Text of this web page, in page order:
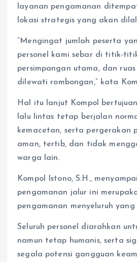
layanan pengamanan
lokasi strategis yang akan
“Mengingat jumlah peserta
personel kami sebar di titik-
persimpangan utama, dan
dilewati rombongan,” kata
Hal itu lanjut Kompol
lalu lintas tetap berjalan
kemacetan, serta pergerakan
aman, tertib, dan tidak
warga lain.
Kompol Istono, S.H.,
pengamanan jalur ini
pengamanan menyeluruh
Seluruh personel diarahkan
namun tetap humanis, serta
segala potensi gangguan